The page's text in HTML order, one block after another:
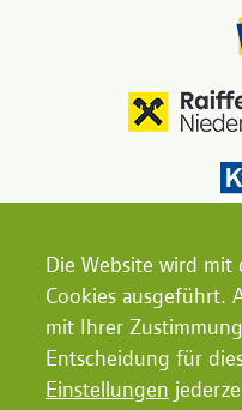
Die Website wird
Cookies ausgeführt.
mit Ihrer
Entscheidung für
Einstellungen